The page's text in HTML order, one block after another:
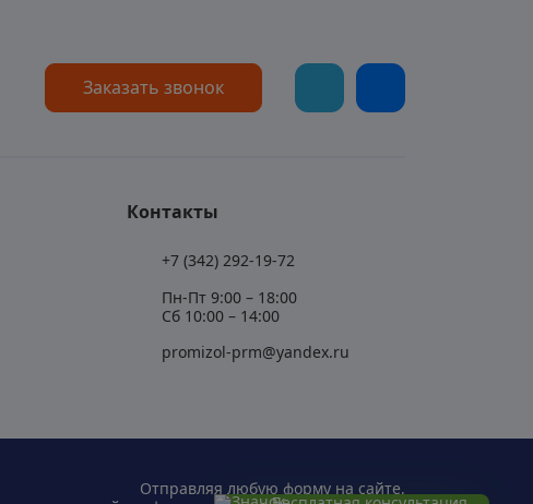
Заказать звонок
Контакты
+7 (342) 292-19-72
Пн-Пт 9:00 – 18:00
Сб 10:00 – 14:00
promizol-prm@yandex.ru
Отправляя любую форму на сайте,